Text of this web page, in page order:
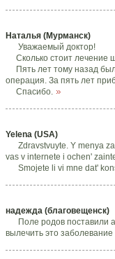
Наталья (Мурманск)
Уважаемый доктор!
Сколько стоит лечение
Пять лет тому назад был
операция. За пять лет
Спасибо.
Yelena (USA)
Zdravstvuyte. Y menya
vas v internete i ochen'
Smojete li vi mne dat'
надежда (благовещенск)
Поле родов поставили
вылечить это